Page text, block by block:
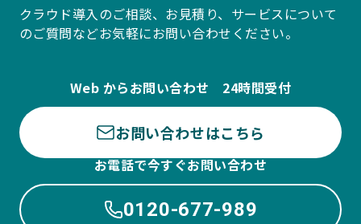
クラウド導入のご相談、お見積り、サービスについて
のご質問などお気軽にお問い合わせください。
Web からお問い合わせ 24時間受付
お問い合わせはこちら
お電話で今すぐお問い合わせ
0120-677-989